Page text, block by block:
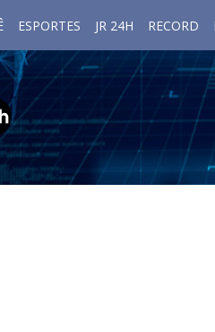
ESPORTES JR 24H RECORD